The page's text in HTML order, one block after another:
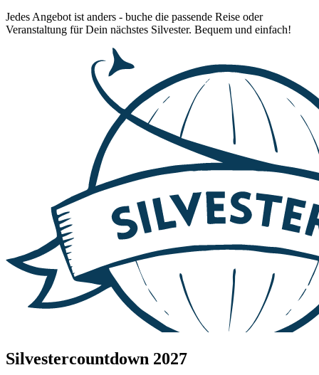
Jedes Angebot ist anders - buche die passende Reise oder
Veranstaltung für Dein nächstes Silvester. Bequem und einfach!
Silvestercountdown 2027